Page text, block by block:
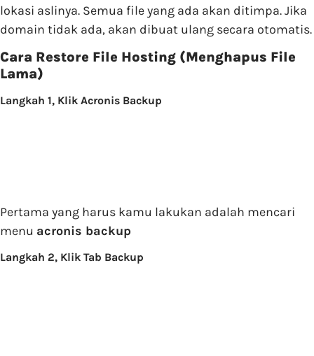
lokasi aslinya. Semua file yang ada akan ditimpa. Jika
domain tidak ada, akan dibuat ulang secara otomatis.
Cara Restore File Hosting (Menghapus File
Lama)
Langkah 1, Klik Acronis Backup
Pertama yang harus kamu lakukan adalah mencari
menu acronis backup
Langkah 2, Klik Tab Backup